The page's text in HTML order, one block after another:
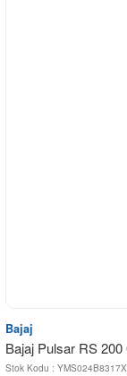
Bajaj
Bajaj Pulsar RS
Stok Kodu :